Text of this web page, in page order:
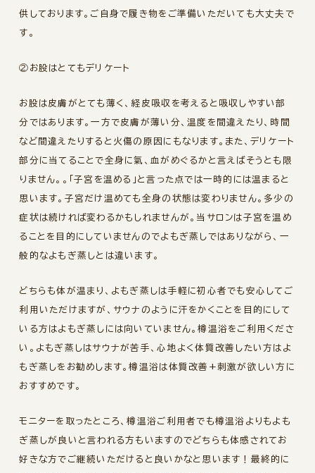
供しております。ご自身で履き物をご準備いただいても大丈夫で
す。
②お股はとてもデリケート
お股は皮膚がとても薄く、経皮吸収を考えると吸収しやすい部
分ではあります。一方で皮膚が薄い分、温度を間違えたり、時間
など間違えたりすると火傷の原因にもなります。また、デリケート
部分に当てることで全身に氣、血がめぐるかと言えばそうとも限
りません。。「子宮を温める」と言った点では一時的には温まると
思います。子宮だけ温めても全身の状態は変わりません。多少の
症状は続ければ変わるかもしれませんが。当サロンは子宮を温め
ることを目的にしていませんのでよもぎ蒸しではありながら、一
般的なよもぎ蒸しとは違います。
どちらも体が温まり、よもぎ蒸しは手軽に初心者でも安心してご
利用いただけますが、サウナのように汗をかくことを目的にして
いる方はよもぎ蒸しには向いていません。樽温浴をご利用くださ
い。よもぎ蒸しはサウナが苦手、心地よく体質改善したい方はよ
もぎ蒸しをお勧めします。樽温浴は体質改善+刺激が欲しい方に
おすすめです。
モニターを取ったところ、樽温浴ご利用者でも樽温浴よりもよも
ぎ蒸しが良いと言われる方もいますのでどちらも体感されてお
好きな方でご継続いただけると良いかなと思います！最終的に